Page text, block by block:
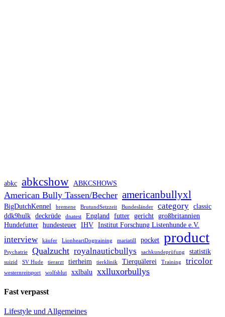
abkc abkcshow ABKCSHOWS
American Bully Tassen/Becher americanbullyxl
BigDutchKennel bremene BrutundSetzzeit Bundesländer category classic
ddk9hulk deckrüde dnatest England futter gericht großbritannien
Hundefutter hundesteuer IHV Institut Forschung Listenhunde e.V.
interview käufer LionheartDogtraining mariatill pocket product
Psychatrie Qualzucht royalnauticbullys sachkundeprüfung statistik
suizid SV Hude tierarzt tierheim tierklinik Tierquälerei Training tricolor
westernreitsport wolfsblut xxlbalu xxlluxorbullys
Fast verpasst
Lifestyle und Allgemeines